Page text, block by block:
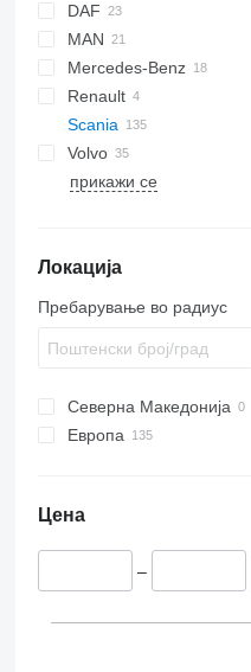
DAF
CF
XD
XF
EuroCargo
Stralis
LTM
MAN
TGL
TGM
TGS
TGX
Mercedes-Benz
A-Class
Actros
Atego
Axor
Canter
D-series
Cabstar
Renault
Scania
P-series
P230
Volvo
FH
прикажи се
Локација
Пребарување во радиус
Северна Македонија
Европа
Естонија
Литванија
Цена
–